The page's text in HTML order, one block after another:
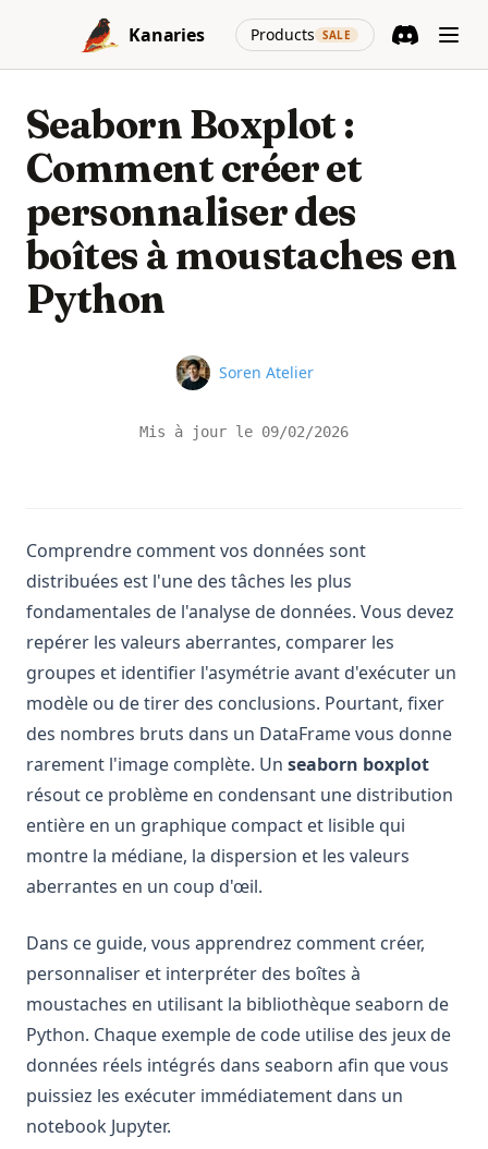
Skip to content
Kanaries
Products SALE
(opens in a
Seaborn Boxplot :
Comment créer et
personnaliser des
boîtes à moustaches en
Python
Name
Soren Atelier
Mis à jour le 09/02/2026
Comprendre comment vos données sont
distribuées est l'une des tâches les plus
fondamentales de l'analyse de données. Vous devez
repérer les valeurs aberrantes, comparer les
groupes et identifier l'asymétrie avant d'exécuter un
modèle ou de tirer des conclusions. Pourtant, fixer
des nombres bruts dans un DataFrame vous donne
rarement l'image complète. Un seaborn boxplot
résout ce problème en condensant une distribution
entière en un graphique compact et lisible qui
montre la médiane, la dispersion et les valeurs
aberrantes en un coup d'œil.
Dans ce guide, vous apprendrez comment créer,
personnaliser et interpréter des boîtes à
moustaches en utilisant la bibliothèque seaborn de
Python. Chaque exemple de code utilise des jeux de
données réels intégrés dans seaborn afin que vous
puissiez les exécuter immédiatement dans un
notebook Jupyter.